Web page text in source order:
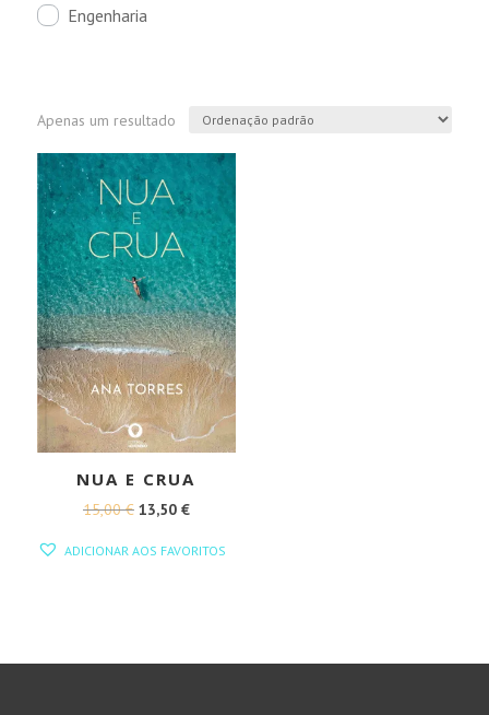
Engenharia
Apenas um resultado
NUA E CRUA
15,00€ O
13,50 €O
ADICIONAR AOS FAVORITOS